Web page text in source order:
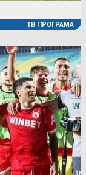
ТВ ПРОГРАМА